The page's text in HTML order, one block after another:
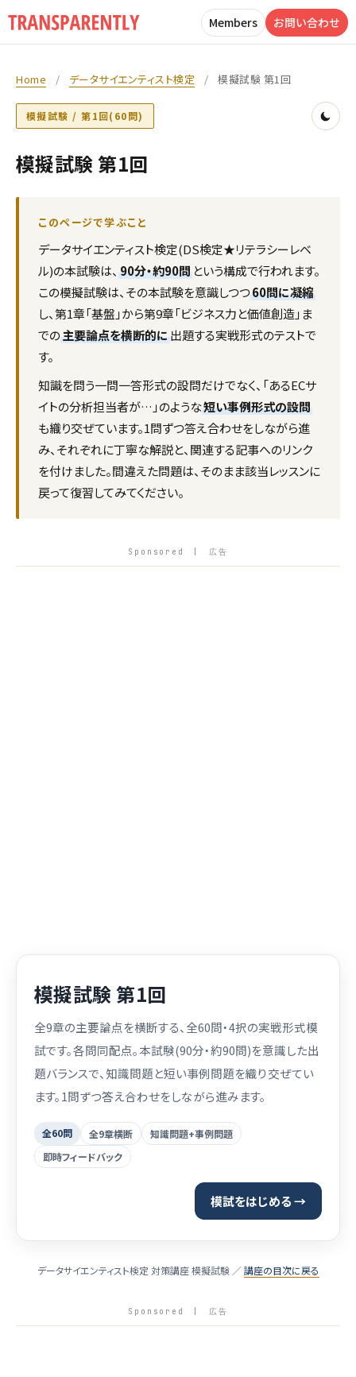
Members お問い合わせ
Home / データサイエンティスト検定 / 模擬試験 第1回
模擬試験 / 第1回(60問)
模擬試験 第1回
このページで学ぶこと
データサイエンティスト検定(DS検定★リテラシーレベ
ル)の本試験は、 90分・約90問 という構成で行われます。
この模擬試験は、その本試験を意識しつつ60問に凝縮
し、第1章「基盤」から第9章「ビジネス力と価値創造」ま
での主要論点を横断的に出題する実戦形式のテストで
す。
知識を問う一問一答形式の設問だけでなく、「あるECサ
イトの分析担当者が…」のような短い事例形式の設問
も織り交ぜています。1問ずつ答え合わせをしながら進
み、それぞれに丁寧な解説と、関連する記事へのリンク
を付けました。間違えた問題は、そのまま該当レッスンに
戻って復習してみてください。
模擬試験 第1回
全9章の主要論点を横断する、全60問・4択の実戦形式模
試です。各問同配点。本試験(90分・約90問)を意識した出
題バランスで、知識問題と短い事例問題を織り交ぜてい
ます。1問ずつ答え合わせをしながら進みます。
全60問 全9章横断
知識問題+事例問題
即時フィードバック
模試をはじめる →
データサイエンティスト検定 対策講座 模擬試験 ／講座の目次に戻る